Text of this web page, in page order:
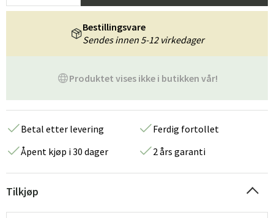
Produktet vises ikke i butikken vår!
Bestillingsvare
Sendes innen 5-12 virkedager
Betal etter levering
Ferdig fortollet
Åpent kjøp i 30 dager
2 års garanti
Tilkjøp